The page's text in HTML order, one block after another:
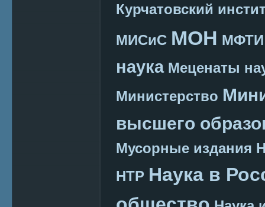
Курчатовский
МИСиС МОН МФТИ
наука Меценаты
Министерство
высшего
Мусорные издания
НТР Наука в